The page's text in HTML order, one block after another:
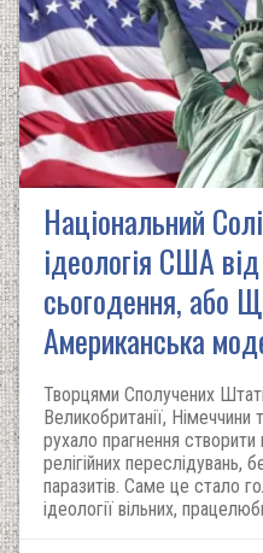
Національний
ідеологія США
сьогодення, або
Американська
Творцями Сполучених
Великобританії,
рухало прагнення створити
релігійних переслідувань,
паразитів. Саме це стало
ідеології вільних,